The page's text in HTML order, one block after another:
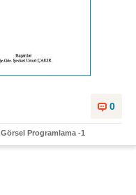
0
Görsel Programlama -1